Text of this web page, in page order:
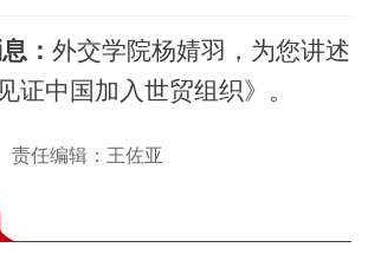
： 外交学院杨婧羽，为您讲述
证中国加入世贸组织》。
责任编辑：王佐亚